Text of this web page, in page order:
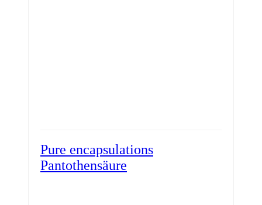
Pure encapsulations
Pantothensäure